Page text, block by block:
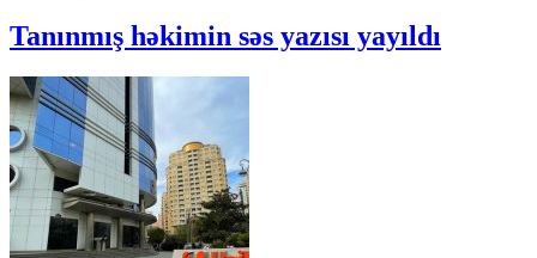
Tanınmış həkimin səs yazısı yayıldı